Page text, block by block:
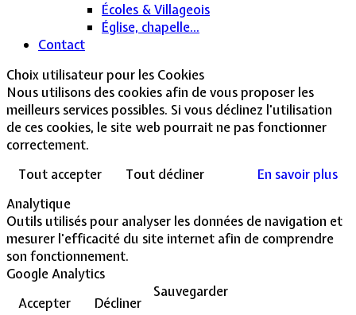
Écoles & Villageois
Église, chapelle...
Contact
Choix utilisateur pour les Cookies
Nous utilisons des cookies afin de vous proposer les
meilleurs services possibles. Si vous déclinez l'utilisation
de ces cookies, le site web pourrait ne pas fonctionner
correctement.
Tout accepter
Tout décliner
En savoir plus
Analytique
Outils utilisés pour analyser les données de navigation et
mesurer l'efficacité du site internet afin de comprendre
son fonctionnement.
Google Analytics
Accepter
Décliner
Sauvegarder